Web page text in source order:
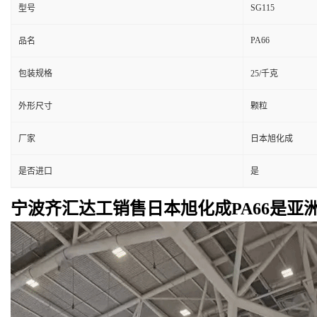
型号 SG115
品名 PA66
包装规格 25/千克
外形尺寸 颗粒
厂家 日本旭化成
是否进口 是
宁波齐汇达工销售日本旭化成PA66是亚